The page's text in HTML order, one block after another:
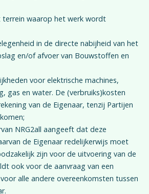
waarop het werk wordt
in de directe nabijheid van het
en/of afvoer van Bouwstoffen en
voor elektrische machines,
gas en water. De (verbruiks)kosten
van de Eigenaar, tenzij Partijen
NRG2all aangeeft dat deze
de Eigenaar redelijkerwijs moet
zijn voor de uitvoering van de
ook voor de aanvraag van een
alle andere overeenkomsten tussen